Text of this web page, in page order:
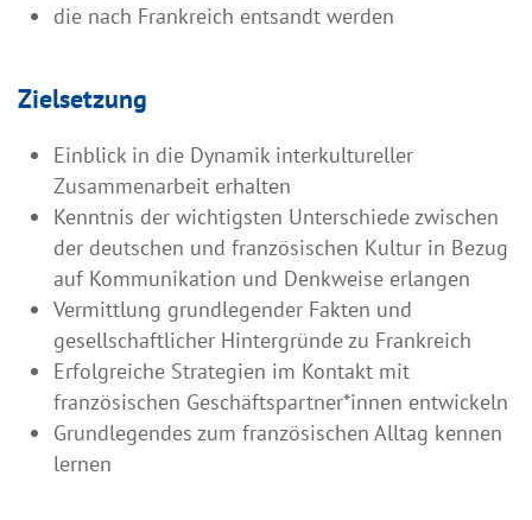
die nach Frankreich entsandt werden
Zielsetzung
Einblick in die Dynamik interkultureller
Zusammenarbeit erhalten
Kenntnis der wichtigsten Unterschiede zwischen
der deutschen und französischen Kultur in Bezug
auf Kommunikation und Denkweise erlangen
Vermittlung grundlegender Fakten und
gesellschaftlicher Hintergründe zu Frankreich
Erfolgreiche Strategien im Kontakt mit
französischen Geschäftspartner*innen entwickeln
Grundlegendes zum französischen Alltag kennen
lernen